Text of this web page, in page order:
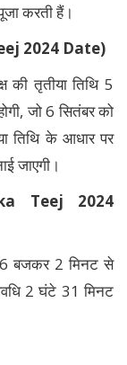
करती हैं।
2024 Date)
की तृतीया तिथि 5
जो 6 सितंबर को
तिथि के आधार पर
जाएगी।
Teej 2024
6 बजकर 2 मिनट से
2 घंटे 31 मिनट